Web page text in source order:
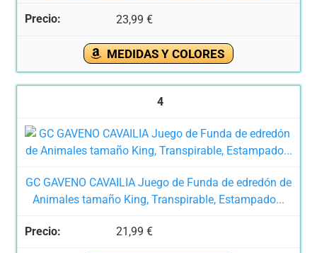
23,99 €
MEDIDAS Y COLORES
4
GC GAVENO CAVAILIA Juego de Funda de edredón de
Animales tamaño King, Transpirable, Estampado...
21,99 €